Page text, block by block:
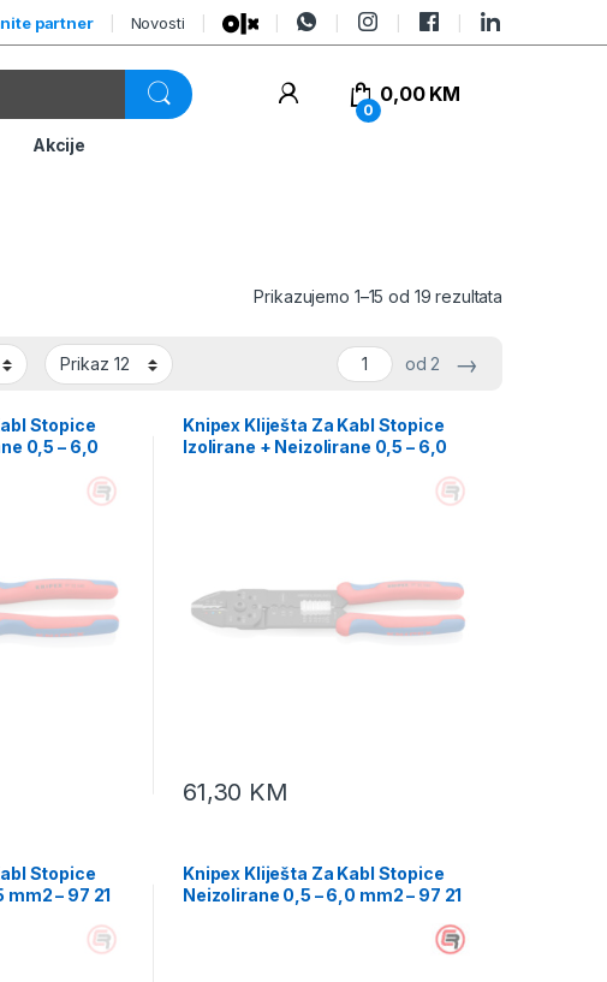
partner Novosti
0
0,00 KM
Akcije
Prikazujemo 1–15 od 19 rezultata
od 2 →
Stopice
0,5 – 6,0
Knipex Kliješta Za Kabl Stopice
Izolirane + Neizolirane 0,5 – 6,0
61,30 KM
Stopice
– 97 21
Knipex Kliješta Za Kabl Stopice
Neizolirane 0,5 – 6,0 mm2 – 97 21